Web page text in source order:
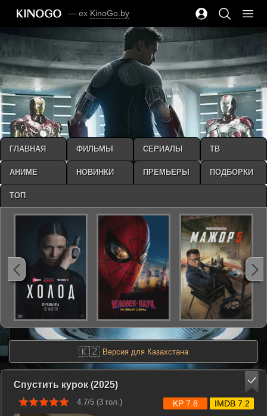
— ex KinoGo.by
🇰🇿 Версия для Казахстана
Спустить курок (2025)
4.7/5 (3 гол.) KP 7.8 IMDB 7.2
ГЛАВНАЯ ФИЛЬМЫ СЕРИАЛЫ ТВ
АНИМЕ НОВИНКИ ПРЕМЬЕРЫ ПОДБОРКИ
ТОП